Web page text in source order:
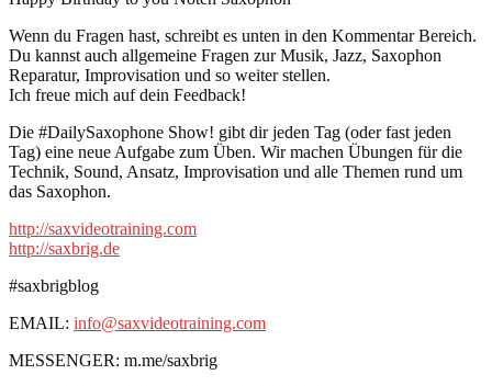
Wenn du Fragen hast, schreibt es unten in den Kommentar Bereich.
Du kannst auch allgemeine Fragen zur Musik, Jazz, Saxophon
Reparatur, Improvisation und so weiter stellen.
Ich freue mich auf dein Feedback!
Die #DailySaxophone Show! gibt dir jeden Tag (oder fast jeden
Tag) eine neue Aufgabe zum Üben. Wir machen Übungen für die
Technik, Sound, Ansatz, Improvisation und alle Themen rund um
das Saxophon.
http://saxvideotraining.com
http://saxbrig.de
#saxbrigblog
EMAIL: info@saxvideotraining.com
MESSENGER: m.me/saxbrig